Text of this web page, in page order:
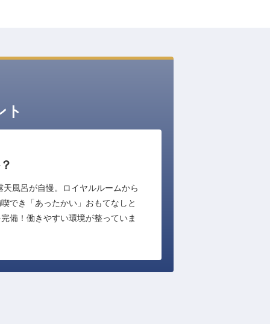
ト
風呂が自慢。ロイヤルルームから
でき「あったかい」おもてなしと
備！働きやすい環境が整っていま